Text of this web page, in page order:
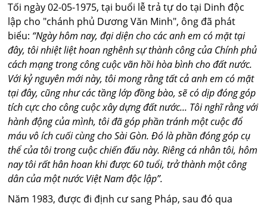
Tối ngày 02-05-1975, tại buổi lễ trả tự do tại Dinh độc
lập cho "chánh phủ Dương Văn Minh", ông đã phát
biểu: “Ngày hôm nay, đại diện cho các anh em có mặt tại
đây, tôi nhiệt liệt hoan nghênh sự thành công của Chính phủ
cách mạng trong công cuộc vãn hồi hòa bình cho đất nước.
Với kỷ nguyên mới này, tôi mong rằng tất cả anh em có mặt
tại đây, cũng như các tầng lớp đồng bào, sẽ có dịp đóng góp
tích cực cho công cuộc xây dựng đất nước... Tôi nghĩ rằng với
hành động của mình, tôi đã góp phần tránh một cuộc đổ
máu vô ích cuối cùng cho Sài Gòn. Đó là phần đóng góp cụ
thể của tôi trong cuộc chiến đấu này.Riêng cá nhân tôi, hôm
nay tôi rất hân hoan khi được 60 tuổi, trở thành một công
dân của một nước Việt Nam độc lập”.
Năm 1983, được đi định cư sang Pháp, sau đó qua